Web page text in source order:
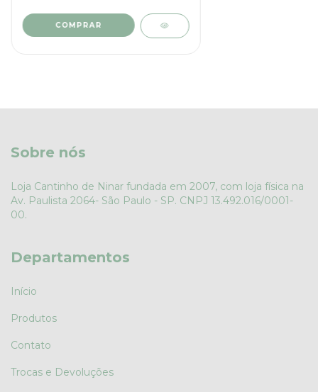
COMPRAR
Sobre nós
Loja Cantinho de Ninar fundada em 2007, com loja física na
Av. Paulista 2064- São Paulo - SP. CNPJ 13.492.016/0001-
00.
Departamentos
Início
Produtos
Contato
Trocas e Devoluções